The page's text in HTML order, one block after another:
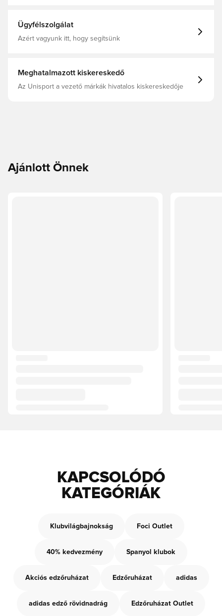
Ügyfélszolgálat
Azért vagyunk itt, hogy segítsünk
Meghatalmazott kiskereskedő
Az Unisport a vezető márkák hivatalos kiskereskedője
Ajánlott Önnek
KAPCSOLÓDÓ
KATEGÓRIÁK
Klubvilágbajnokság Foci Outlet
40% kedvezmény Spanyol klubok
Akciós edzőruházat Edzőruházat adidas
adidas edző rövidnadrág Edzőruházat Outlet